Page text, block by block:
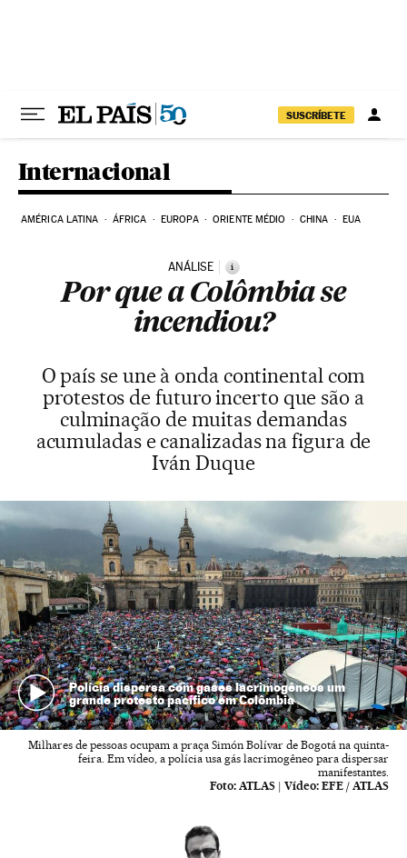
SUSCRÍBETE
Internacional
AMÉRICA LATINA ÁFRICA EUROPA ORIENTE MÉDIO CHINA EUA
ANÁLISE i
Por que a Colômbia se
incendiou?
O país se une à onda continental com
protestos de futuro incerto que são a
culminação de muitas demandas
acumuladas e canalizadas na figura de
Iván Duque
Polícia dispersa com gases lacrimogêneos um
grande protesto pacífico em Colômbia
Milhares de pessoas ocupam a praça Simón Bolívar de Bogotá na quinta-
feira. Em vídeo, a polícia usa gás lacrimogêneo para dispersar
manifestantes.
Foto: ATLAS | Vídeo: EFE / ATLAS